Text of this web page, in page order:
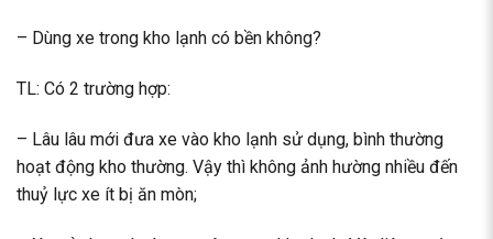
– Dùng xe trong kho lạnh có bền không?
TL: Có 2 trường hợp:
– Lâu lâu mới đưa xe vào kho lạnh sử dụng, bình thường
hoạt động kho thường. Vậy thì không ảnh hường nhiều đến
thuỷ lực xe ít bị ăn mòn;